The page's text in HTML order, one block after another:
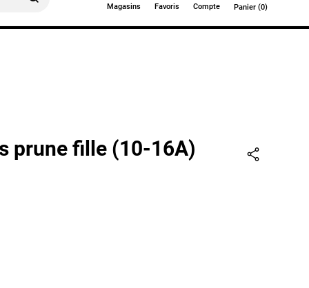
Magasins Favoris Compte Panier (0)
prune fille (10-16A)